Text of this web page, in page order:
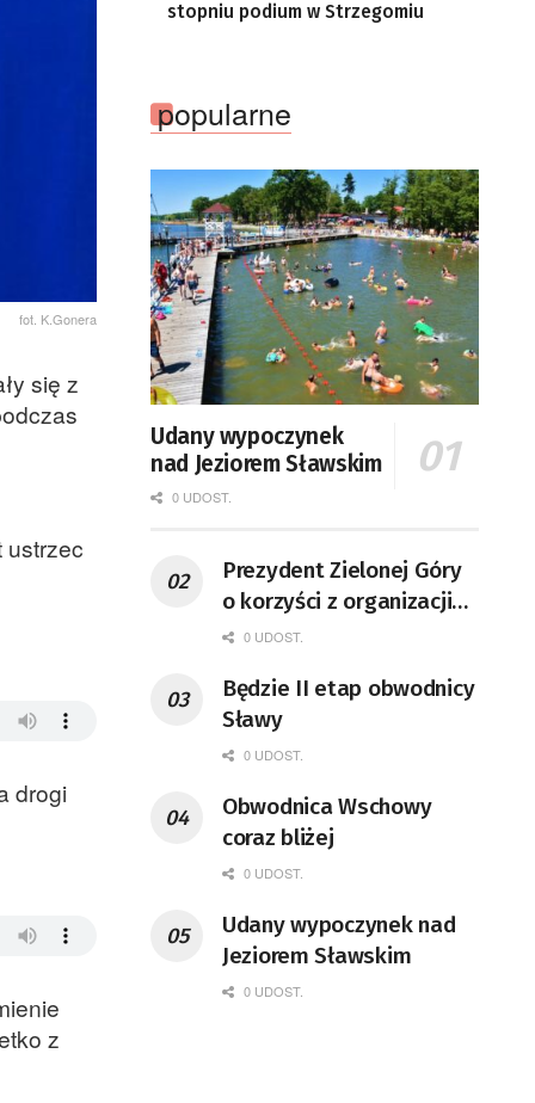
fot. K.Gonera
się z
ustrzec
drogi
z
stopniu podium w Strzegomiu
popularne
Udany wypoczynek
nad Jeziorem Sławskim
0 UDOST.
Prezydent Zielonej Góry
o korzyści z organizacji
mety Tour de Pologne
0 UDOST.
Będzie II etap obwodnicy
Sławy
0 UDOST.
Obwodnica Wschowy
coraz bliżej
0 UDOST.
Udany wypoczynek nad
Jeziorem Sławskim
0 UDOST.